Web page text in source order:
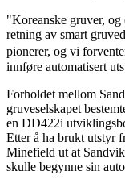
"Koreanske gruver, og
retning av smart
pionerer, og vi
innføre automatisert
Forholdet mellom
gruveselskapet
en DD422i
Etter å ha brukt utstyr
Minefield ut at
skulle begynne sin